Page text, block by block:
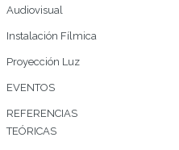
Audiovisual
Instalación Fílmica
Proyección Luz
EVENTOS
REFERENCIAS
TEÓRICAS